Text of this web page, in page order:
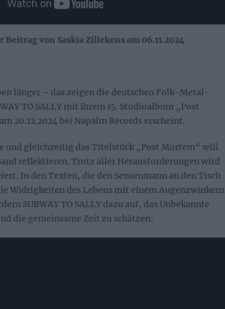
von Saskia Zillekens am 06.11.2024
länger – das zeigen die deutschen Folk-Metal-
TO SALLY mit ihrem 15. Studioalbum „Post
20.12.2024 bei Napalm Records erscheint.
und gleichzeitig das Titelstück „Post Mortem“ will
reflektieren. Trotz aller Herausforderungen wird
In den Texten, die den Sensenmann an den Tisch
Widrigkeiten des Lebens mit einem Augenzwinkern
SUBWAY TO SALLY dazu auf, das Unbekannte
die gemeinsame Zeit zu schätzen: